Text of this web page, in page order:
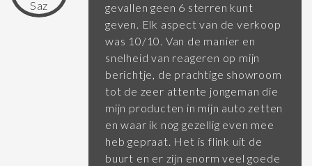
gevallen geen 6 sterren kunt
geven. Elk aspect van de verkoop
was 10/10. Van de manier en
snelheid van reageren op mijn
berichtje, de prachtige showroom
tot de zeer attente jongeman die
mijn producten in mijn auto zetten
en waar ik nog gezellig even mee
heb gepraat. Het is flink uit de
buurt en er zijn enorm veel goede